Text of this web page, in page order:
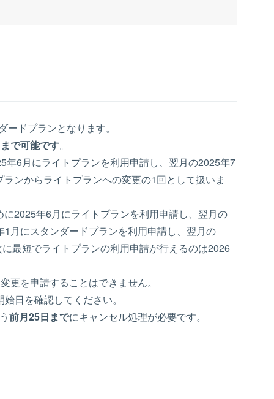
ドプランとなります。
で可能です。
6月にライトプランを利用申請し、翌月の2025年7
ンからライトプランへの変更の1回として扱いま
2025年6月にライトプランを利用申請し、翌月の
月にスタンダードプランを利用申請し、翌月の
最短でライトプランの利用申請が行えるのは2026
更を申請することはできません。
日を確認してください。
前月25日までにキャンセル処理が必要です。